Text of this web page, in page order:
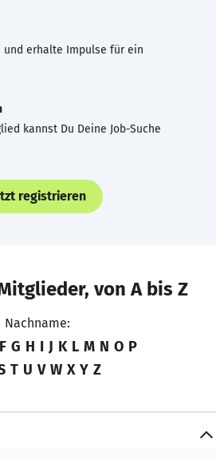
und erhalte Impulse für ein
kannst Du Deine Job-Suche
registrieren
von A bis Z
Nachname:
F G H I J K L M N O P
T U V W X Y Z